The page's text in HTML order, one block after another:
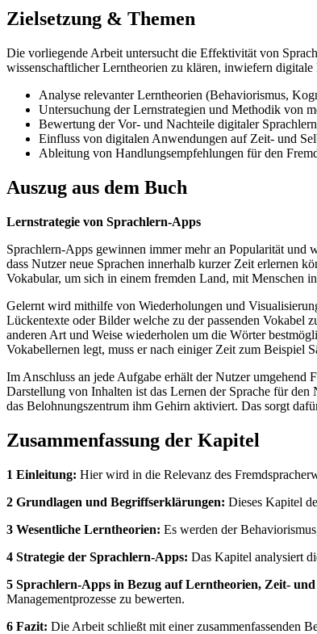
Zielsetzung & Themen
Die vorliegende Arbeit untersucht die Effektivität von
wissenschaftlicher Lerntheorien zu klären, inwiefern
Analyse relevanter Lerntheorien (Behaviorismus,
Untersuchung der Lernstrategien und Methodik von
Bewertung der Vor- und Nachteile digitaler
Einfluss von digitalen Anwendungen auf Zeit- und
Ableitung von Handlungsempfehlungen für den
Auszug aus dem Buch
Lernstrategie von Sprachlern-Apps
Sprachlern-Apps gewinnen immer mehr an Popularität
dass Nutzer neue Sprachen innerhalb kurzer Zeit erlernen
Vokabular, um sich in einem fremden Land, mit Menschen
Gelernt wird mithilfe von Wiederholungen und
Lückentexte oder Bilder welche zu der passenden Vokabel
anderen Art und Weise wiederholen um die Wörter
Vokabellernen legt, muss er nach einiger Zeit zum Beispiel
Im Anschluss an jede Aufgabe erhält der Nutzer
Darstellung von Inhalten ist das Lernen der Sprache für
das Belohnungszentrum ihm Gehirn aktiviert. Das sorgt
Zusammenfassung der Kapitel
1 Einleitung: Hier wird in die Relevanz des
2 Grundlagen und Begriffserklärungen: Dieses Kapitel
3 Wesentliche Lerntheorien: Es werden der
4 Strategie der Sprachlern-Apps: Das Kapitel analysiert
5 Sprachlern-Apps in Bezug auf Lerntheorien, Zeit- und
Managementprozesse zu bewerten.
6 Fazit: Die Arbeit schließt mit einer zusammenfassenden